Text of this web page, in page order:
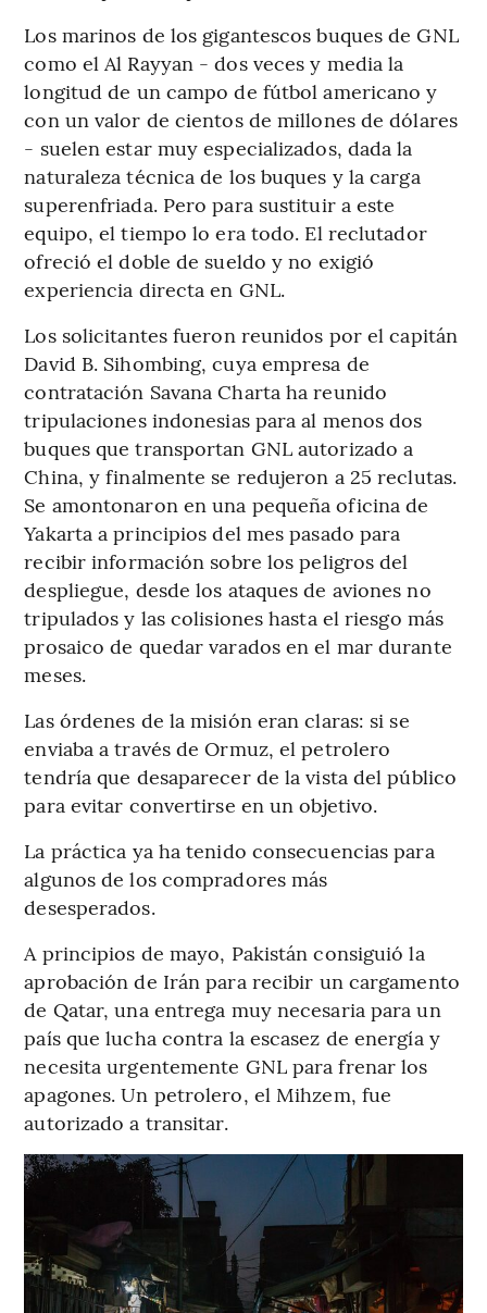
Los marinos de los gigantescos buques de GNL
como el Al Rayyan - dos veces y media la
longitud de un campo de fútbol americano y
con un valor de cientos de millones de dólares
- suelen estar muy especializados, dada la
naturaleza técnica de los buques y la carga
superenfriada. Pero para sustituir a este
equipo, el tiempo lo era todo. El reclutador
ofreció el doble de sueldo y no exigió
experiencia directa en GNL.
Los solicitantes fueron reunidos por el capitán
David B. Sihombing, cuya empresa de
contratación Savana Charta ha reunido
tripulaciones indonesias para al menos dos
buques que transportan GNL autorizado a
China, y finalmente se redujeron a 25 reclutas.
Se amontonaron en una pequeña oficina de
Yakarta a principios del mes pasado para
recibir información sobre los peligros del
despliegue, desde los ataques de aviones no
tripulados y las colisiones hasta el riesgo más
prosaico de quedar varados en el mar durante
meses.
Las órdenes de la misión eran claras: si se
enviaba a través de Ormuz, el petrolero
tendría que desaparecer de la vista del público
para evitar convertirse en un objetivo.
La práctica ya ha tenido consecuencias para
algunos de los compradores más
desesperados.
A principios de mayo, Pakistán consiguió la
aprobación de Irán para recibir un cargamento
de Qatar, una entrega muy necesaria para un
país que lucha contra la escasez de energía y
necesita urgentemente GNL para frenar los
apagones. Un petrolero, el Mihzem, fue
autorizado a transitar.